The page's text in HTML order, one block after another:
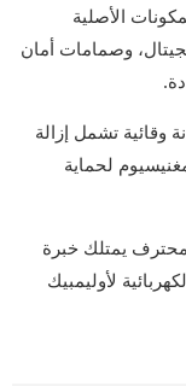
الأصلية
وصمامات أمان
وقائية تشمل إزالة
لحماية
يمتلك خبرة
لأوليمبيك